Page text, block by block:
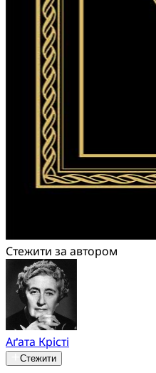
Стежити за автором
Аґата Крісті
Стежити